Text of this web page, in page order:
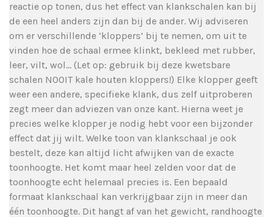
reactie op tonen, dus het effect van klankschalen kan bij
de een heel anders zijn dan bij de ander. Wij adviseren
om er verschillende ‘kloppers’ bij te nemen, om uit te
vinden hoe de schaal ermee klinkt, bekleed met rubber,
leer, vilt, wol… (Let op: gebruik bij deze kwetsbare
schalen NOOIT kale houten kloppers!) Elke klopper geeft
weer een andere, specifieke klank, dus zelf uitproberen
zegt meer dan adviezen van onze kant. Hierna weet je
precies welke klopper je nodig hebt voor een bijzonder
effect dat jij wilt. Welke toon van klankschaal je ook
bestelt, deze kan altijd licht afwijken van de exacte
toonhoogte. Het komt maar heel zelden voor dat de
toonhoogte echt helemaal precies is. Een bepaald
formaat klankschaal kan verkrijgbaar zijn in meer dan
één toonhoogte. Dit hangt af van het gewicht, randhoogte